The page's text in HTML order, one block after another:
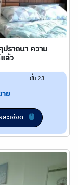
ปราถนา ความ
ล้ว
ชั้น 23
ย
ละเอียด